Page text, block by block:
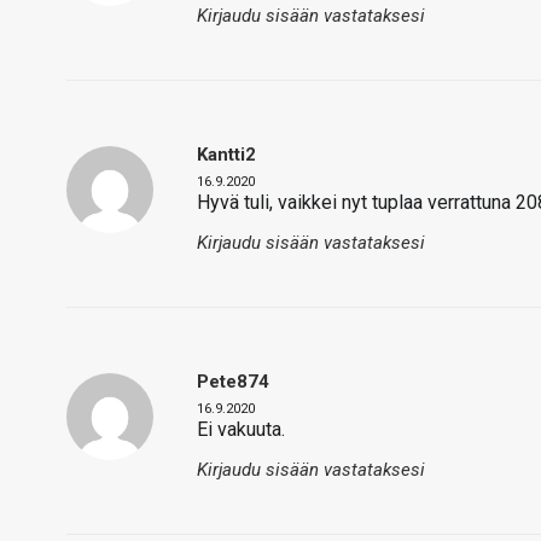
Kirjaudu sisään vastataksesi
Kantti2
16.9.2020
Hyvä tuli, vaikkei nyt tuplaa verrattuna
Kirjaudu sisään vastataksesi
Pete874
16.9.2020
Ei vakuuta.
Kirjaudu sisään vastataksesi